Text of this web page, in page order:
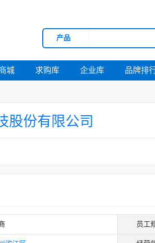
产品
城 求购库 企业库 品牌排
股份有限公司
员工